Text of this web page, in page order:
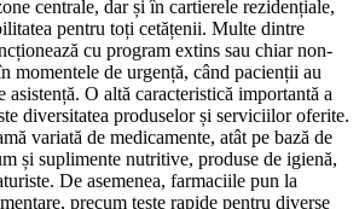
centrale, dar și în cartierele rezidențiale,
pentru toți cetățenii. Multe dintre
cu program extins sau chiar non-
momentele de urgență, când pacienții au
asistență. O altă caracteristică importantă a
diversitatea produselor și serviciilor oferite.
variată de medicamente, atât pe bază de
și suplimente nutritive, produse de igienă,
De asemenea, farmaciile pun la
precum teste rapide pentru diverse